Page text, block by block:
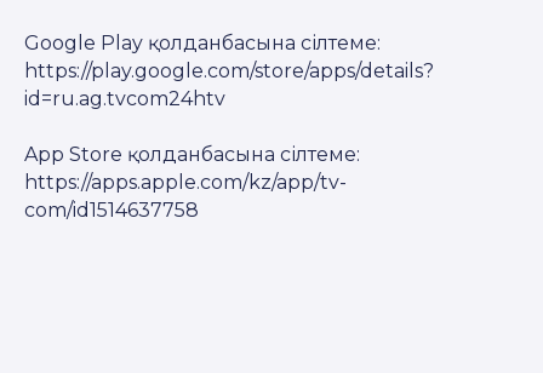
Google Play қолданбасына сілтеме:
https://play.google.com/store/apps/details?
id=ru.ag.tvcom24htv
App Store қолданбасына сілтеме:
https://apps.apple.com/kz/app/tv-
com/id1514637758